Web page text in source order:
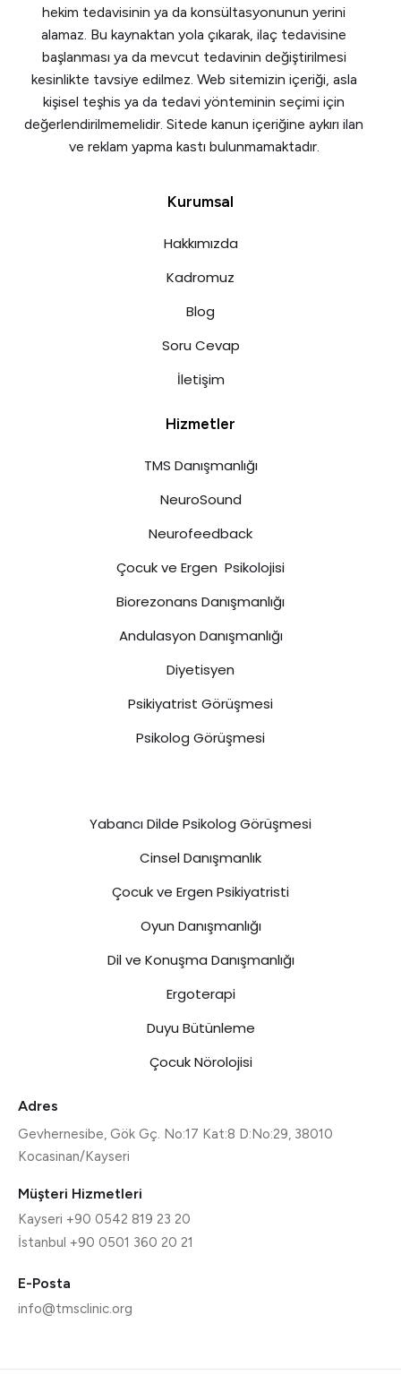
hekim tedavisinin ya da konsültasyonunun yerini
alamaz. Bu kaynaktan yola çıkarak, ilaç tedavisine
başlanması ya da mevcut tedavinin değiştirilmesi
kesinlikte tavsiye edilmez. Web sitemizin içeriği, asla
kişisel teşhis ya da tedavi yönteminin seçimi için
değerlendirilmemelidir. Sitede kanun içeriğine aykırı ilan
ve reklam yapma kastı bulunmamaktadır.
Kurumsal
Hakkımızda
Kadromuz
Blog
Soru Cevap
İletişim
Hizmetler
TMS Danışmanlığı
NeuroSound
Neurofeedback
Çocuk ve Ergen Psikolojisi
Biorezonans Danışmanlığı
Andulasyon Danışmanlığı
Diyetisyen
Psikiyatrist Görüşmesi
Psikolog Görüşmesi
Yabancı Dilde Psikolog Görüşmesi
Cinsel Danışmanlık
Çocuk ve Ergen Psikiyatristi
Oyun Danışmanlığı
Dil ve Konuşma Danışmanlığı
Ergoterapi
Duyu Bütünleme
Çocuk Nörolojisi
Adres
Gevhernesibe, Gök Gç. No:17 Kat:8 D:No:29, 38010
Kocasinan/Kayseri
Müşteri Hizmetleri
Kayseri +90 0542 819 23 20
İstanbul +90 0501 360 20 21
E-Posta
info@tmsclinic.org